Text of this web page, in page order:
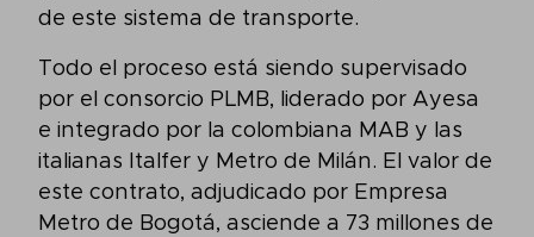
de este sistema de transporte.
Todo el proceso está siendo supervisado
por el consorcio PLMB, liderado por Ayesa
e integrado por la colombiana MAB y las
italianas Italfer y Metro de Milán. El valor de
este contrato, adjudicado por Empresa
Metro de Bogotá, asciende a 73 millones de